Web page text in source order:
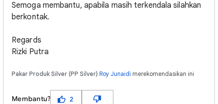
Semoga membantu, apabila masih terkendala silahkan
berkontak.
Regards
Rizki Putra
Pakar Produk Silver (PP Silver) Roy Junaidi merekomendasikan ini
Membantu? 2